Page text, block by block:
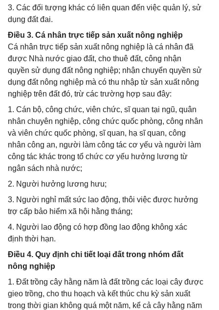
3. Các đối tượng khác có liên quan đến việc quản lý, sử
dụng đất đai.
Điều 3. Cá nhân trực tiếp sản xuất nông nghiệp
Cá nhân trực tiếp sản xuất nông nghiệp là cá nhân đã
được Nhà nước giao đất, cho thuê đất, công nhận
quyền sử dụng đất nông nghiệp; nhận chuyển quyền sử
dụng đất nông nghiệp mà có thu nhập từ sản xuất nông
nghiệp trên đất đó, trừ các trường hợp sau đây:
1. Cán bộ, công chức, viên chức, sĩ quan tại ngũ, quân
nhân chuyên nghiệp, công chức quốc phòng, công nhân
và viên chức quốc phòng, sĩ quan, hạ sĩ quan, công
nhân công an, người làm công tác cơ yếu và người làm
công tác khác trong tổ chức cơ yếu hưởng lương từ
ngân sách nhà nước;
2. Người hưởng lương hưu;
3. Người nghỉ mất sức lao động, thôi việc được hưởng
trợ cấp bảo hiểm xã hội hằng tháng;
4. Người lao động có hợp đồng lao động không xác
định thời hạn.
Điều 4. Quy định chi tiết loại đất trong nhóm đất
nông nghiệp
1. Đất trồng cây hằng năm là đất trồng các loại cây được
gieo trồng, cho thu hoạch và kết thúc chu kỳ sản xuất
trong thời gian không quá một năm, kể cả cây hằng năm